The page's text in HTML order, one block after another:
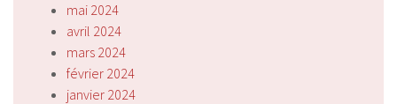
mai 2024
avril 2024
mars 2024
février 2024
janvier 2024